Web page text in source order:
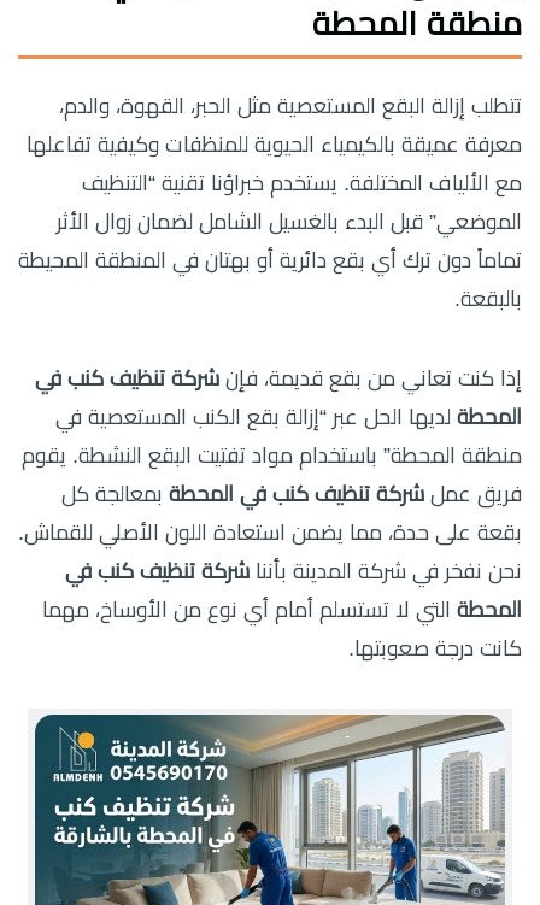
منطقة المحطة
تتطلب إزالة البقع المستعصية مثل الحبر، القهوة، والدم،
معرفة عميقة بالكيمياء الحيوية للمنظفات وكيفية تفاعلها
مع الألياف المختلفة. يستخدم خبراؤنا تقنية “التنظيف
الموضعي” قبل البدء بالغسيل الشامل لضمان زوال الأثر
تماماً دون ترك أي بقع دائرية أو بهتان في المنطقة المحيطة
بالبقعة.
إذا كنت تعاني من بقع قديمة، فإن شركة تنظيف كنب في
المحطة لديها الحل عبر “إزالة بقع الكنب المستعصية في
منطقة المحطة” باستخدام مواد تفتيت البقع النشطة. يقوم
فريق عمل شركة تنظيف كنب في المحطة بمعالجة كل
بقعة على حدة، مما يضمن استعادة اللون الأصلي للقماش.
نحن نفخر في شركة المدينة بأننا شركة تنظيف كنب في
المحطة التي لا تستسلم أمام أي نوع من الأوساخ، مهما
كانت درجة صعوبتها.